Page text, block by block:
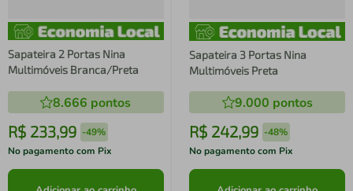
Sapateira 2 Portas Nina
Multimóveis Branca/Preta
8.666 pontos
R$ 233,99 -49%
No pagamento com Pix
Sapateira 3 Portas Nina
Multimóveis Preta
9.000 pontos
R$ 242,99 -48%
No pagamento com Pix